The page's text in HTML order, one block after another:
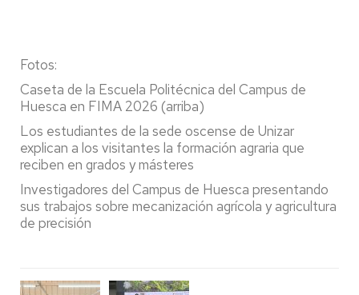
Fotos:
Caseta de la Escuela Politécnica del Campus de
Huesca en FIMA 2026 (arriba)
Los estudiantes de la sede oscense de Unizar
explican a los visitantes la formación agraria que
reciben en grados y másteres
Investigadores del Campus de Huesca presentando
sus trabajos sobre mecanización agrícola y agricultura
de precisión